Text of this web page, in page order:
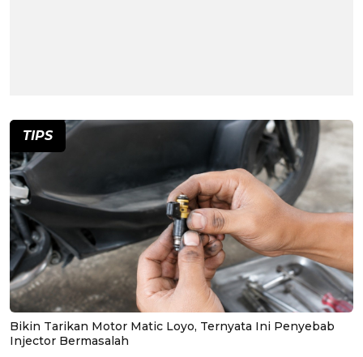
TIPS
Bikin Tarikan Motor Matic Loyo, Ternyata Ini Penyebab
Injector Bermasalah